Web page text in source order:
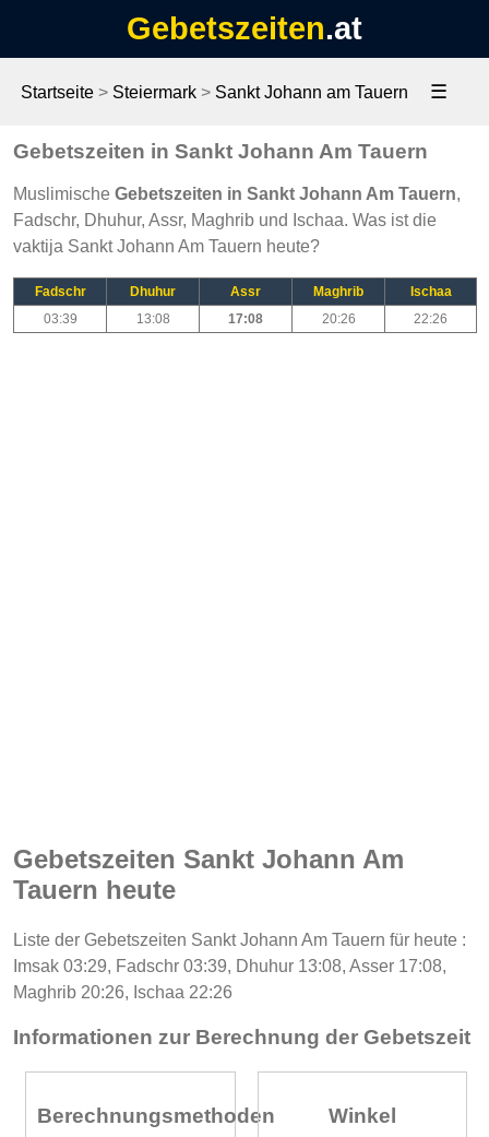
Gebetszeiten.at
Startseite> Steiermark> Sankt Johann am Tauern ☰
Gebetszeiten in Sankt Johann Am Tauern
Muslimische Gebetszeiten in Sankt Johann Am Tauern,
Fadschr, Dhuhur, Assr, Maghrib und Ischaa. Was ist die
vaktija Sankt Johann Am Tauern heute?
Fadschr Dhuhur Assr Maghrib
Ischaa
03:39
13:08 17:08 20:26 22:26
Gebetszeiten Sankt Johann Am
Tauern heute
Liste der Gebetszeiten Sankt Johann Am Tauern für heute :
Imsak 03:29, Fadschr 03:39, Dhuhur 13:08, Asser 17:08,
Maghrib 20:26, Ischaa 22:26
Informationen zur Berechnung der Gebetszeit
Berechnungsmethoden Winkel